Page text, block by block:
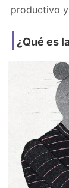
productivo
¿Qué es